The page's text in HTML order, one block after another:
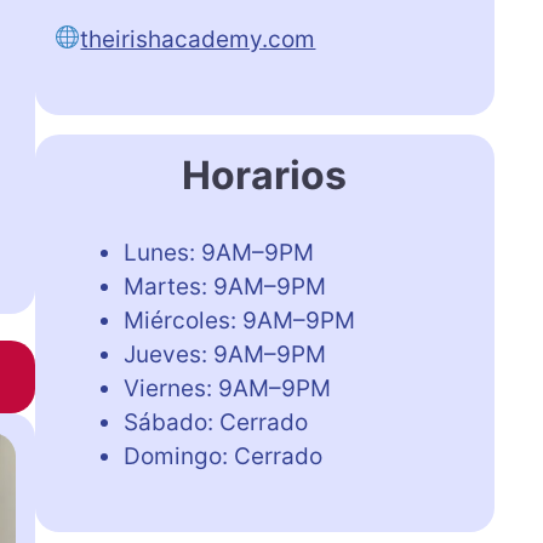
theirishacademy.com
Horarios
Lunes: 9AM–9PM
Martes: 9AM–9PM
Miércoles: 9AM–9PM
Jueves: 9AM–9PM
Viernes: 9AM–9PM
Sábado: Cerrado
Domingo: Cerrado